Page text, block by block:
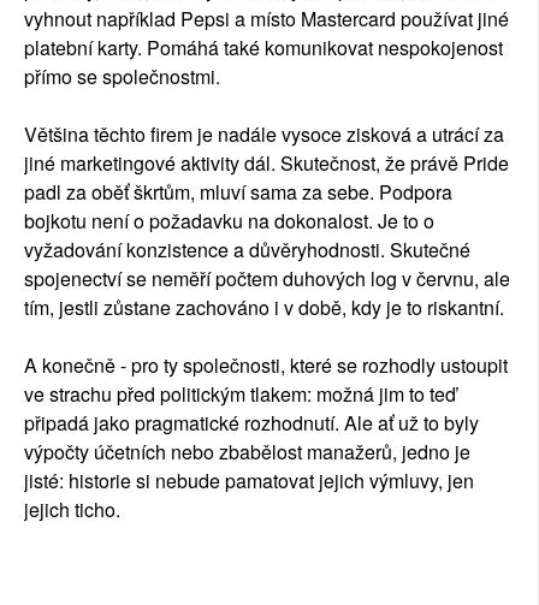
vyhnout například Pepsi a místo Mastercard používat jiné
platební karty. Pomáhá také komunikovat nespokojenost
přímo se společnostmi.
Většina těchto firem je nadále vysoce zisková a utrácí za
jiné marketingové aktivity dál. Skutečnost, že právě Pride
padl za oběť škrtům, mluví sama za sebe. Podpora
bojkotu není o požadavku na dokonalost. Je to o
vyžadování konzistence a důvěryhodnosti. Skutečné
spojenectví se neměří počtem duhových log v červnu, ale
tím, jestli zůstane zachováno i v době, kdy je to riskantní.
A konečně - pro ty společnosti, které se rozhodly ustoupit
ve strachu před politickým tlakem: možná jim to teď
připadá jako pragmatické rozhodnutí. Ale ať už to byly
výpočty účetních nebo zbabělost manažerů, jedno je
jisté: historie si nebude pamatovat jejich výmluvy, jen
jejich ticho.